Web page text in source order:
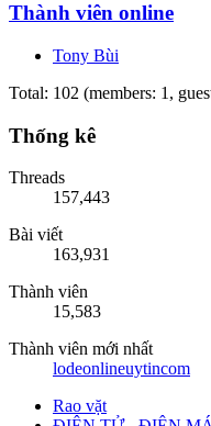
Thành viên online
Tony Bùi
Total: 102 (members: 1,
Thống kê
Threads
157,443
Bài viết
163,931
Thành viên
15,583
Thành viên mới nhất
lodeonlineuytincom
Rao vặt